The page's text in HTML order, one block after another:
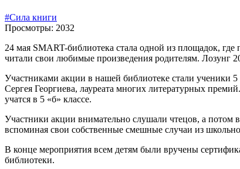
#Сила книги
Просмотры: 2032
24 мая SMART-библиотека стала одной из площадок,
читали свои любимые произведения родителям. Лозунг
Участниками акции в нашей библиотеке стали ученики
Сергея Георгиева, лауреата многих литературных
учатся в 5 «б» классе.
Участники акции внимательно слушали чтецов, а потом
вспоминая свои собственные смешные случаи из
В конце мероприятия всем детям были вручены
библиотеки.